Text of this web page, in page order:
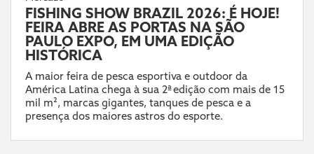
FISHING SHOW BRAZIL 2026: É HOJE!
FEIRA ABRE AS PORTAS NA SÃO
PAULO EXPO, EM UMA EDIÇÃO
HISTÓRICA
A maior feira de pesca esportiva e outdoor da
América Latina chega à sua 2ª edição com mais de 15
mil m², marcas gigantes, tanques de pesca e a
presença dos maiores astros do esporte.